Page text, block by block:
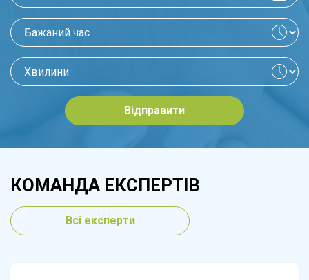
Відправити
КОМАНДА ЕКСПЕРТІВ
Всі експерти